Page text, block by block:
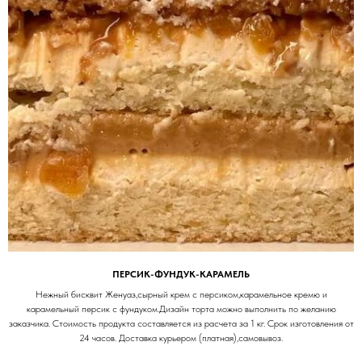
ПЕРСИК-ФУНДУК-КАРАМЕЛЬ
Нежный бисквит Женуаз,сырный крем с персиком,карамельное кремю и
карамельный персик с фундуком.Дизайн торта можно выполнить по желанию
заказчика. Стоимость продукта составляется из расчета за 1 кг. Срок изготовления от
24 часов. Доставка курьером (платная),самовывоз.